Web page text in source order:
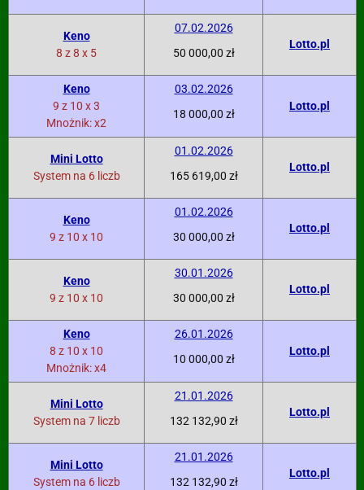
Keno
8 z 8 x 5
07.02.2026
50 000,00 zł
Lotto.pl
Keno
9 z 10 x 3
Mnożnik: x2
03.02.2026
18 000,00 zł
Lotto.pl
Mini Lotto
System na 6 liczb
01.02.2026
165 619,00 zł
Lotto.pl
Keno
9 z 10 x 10
01.02.2026
30 000,00 zł
Lotto.pl
Keno
9 z 10 x 10
30.01.2026
30 000,00 zł
Lotto.pl
Keno
8 z 10 x 10
Mnożnik: x4
26.01.2026
10 000,00 zł
Lotto.pl
Mini Lotto
System na 7 liczb
21.01.2026
132 132,90 zł
Lotto.pl
Mini Lotto
System na 6 liczb
21.01.2026
132 132,90 zł
Lotto.pl